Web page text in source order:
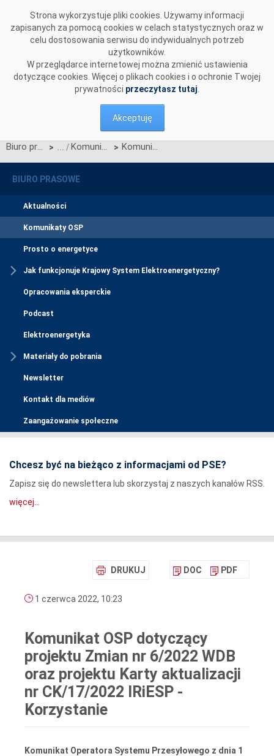
Strona wykorzystuje pliki cookies. Używamy informacji
zapisanych za pomocą cookies w celach statystycznych oraz w
celu dostosowania serwisu do indywidualnych potrzeb
użytkowników.
W przeglądarce internetowej można zmienić ustawienia
dotyczące cookies. Więcej o plikach cookies i o ochronie Twojej
prywatności przeczytasz tutaj
Akceptuję
Biuro prasowe > Komunikaty OSP > Komunikat OSP dotyczący projektu Zmian nr 6/2022 WDB oraz projektu Karty aktualizacji nr CK/17/2022 IRiESP - Korzystanie
BIURO PRASOWE
Aktualności
Komunikaty OSP
Prosto o energetyce
Jak funkcjonuje Krajowy System Elektroenergetyczny?
Opracowania eksperckie
Podcast
Elektroenergetyka
Materiały do pobrania
Newsletter
Kontakt dla mediów
Zaangażowanie społeczne
Chcesz być na bieżąco z informacjami od PSE?
Zapisz się do newslettera lub skorzystaj z naszych kanałów RSS.
więcej...
DRUKUJ DOC PDF
1 czerwca 2022, 10:23
Komunikat OSP dotyczący
projektu Zmian nr 6/2022 WDB
oraz projektu Karty aktualizacji
nr CK/17/2022 IRiESP -
Korzystanie
Komunikat Operatora Systemu Przesyłowego z dnia 1